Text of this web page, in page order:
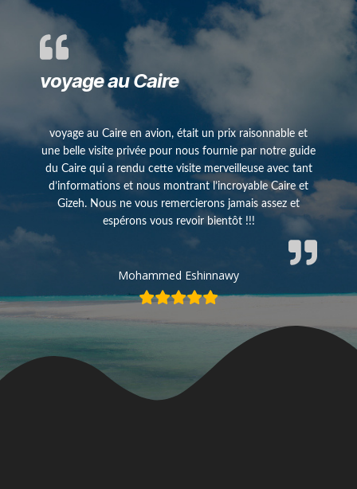
voyage au Caire
voyage au Caire en avion, était un prix raisonnable et
une belle visite privée pour nous fournie par notre guide
du Caire qui a rendu cette visite merveilleuse avec tant
d’informations et nous montrant l’incroyable Caire et
Gizeh. Nous ne vous remercierons jamais assez et
espérons vous revoir bientôt !!!
Mohammed Eshinnawy